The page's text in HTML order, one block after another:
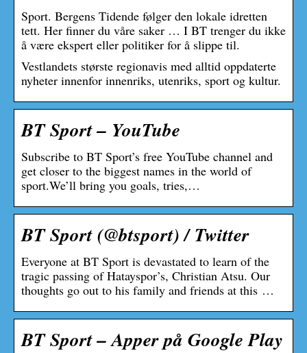
Sport. Bergens Tidende følger den lokale idretten
tett. Her finner du våre saker … I BT trenger du ikke
å være ekspert eller politiker for å slippe til.
Vestlandets største regionavis med alltid oppdaterte
nyheter innenfor innenriks, utenriks, sport og kultur.
BT Sport – YouTube
Subscribe to BT Sport’s free YouTube channel and
get closer to the biggest names in the world of
sport.We’ll bring you goals, tries,…
BT Sport (@btsport) / Twitter
Everyone at BT Sport is devastated to learn of the
tragic passing of Hatayspor’s, Christian Atsu. Our
thoughts go out to his family and friends at this …
BT Sport – Apper på Google Play